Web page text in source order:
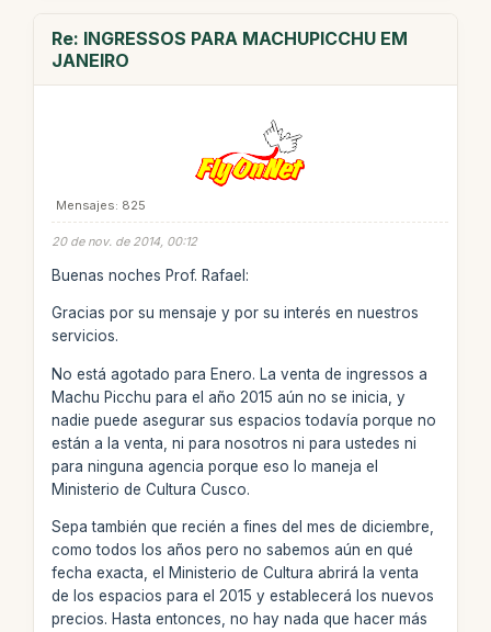
Re: INGRESSOS PARA MACHUPICCHU EM
JANEIRO
Mensajes: 825
20 de nov. de 2014, 00:12
Buenas noches Prof. Rafael:
Gracias por su mensaje y por su interés en nuestros
servicios.
No está agotado para Enero. La venta de ingressos a
Machu Picchu para el año 2015 aún no se inicia, y
nadie puede asegurar sus espacios todavía porque no
están a la venta, ni para nosotros ni para ustedes ni
para ninguna agencia porque eso lo maneja el
Ministerio de Cultura Cusco.
Sepa también que recién a fines del mes de diciembre,
como todos los años pero no sabemos aún en qué
fecha exacta, el Ministerio de Cultura abrirá la venta
de los espacios para el 2015 y establecerá los nuevos
precios. Hasta entonces, no hay nada que hacer más